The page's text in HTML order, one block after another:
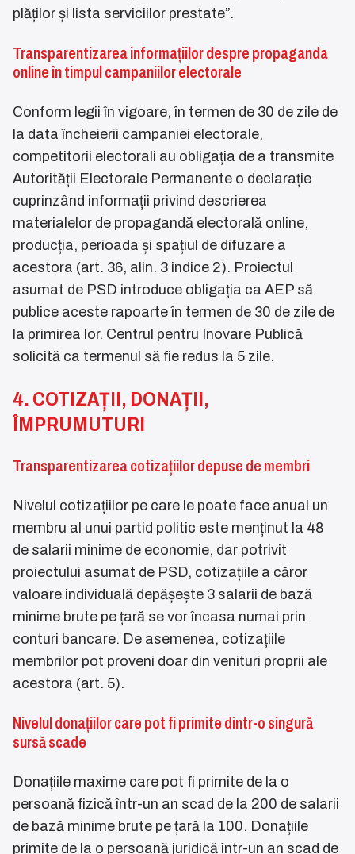
plăților și lista serviciilor prestate”.
Transparentizarea informațiilor despre propaganda
online în timpul campaniilor electorale
Conform legii în vigoare, în termen de 30 de zile de
la data încheierii campaniei electorale,
competitorii electorali au obligația de a transmite
Autorității Electorale Permanente o declarație
cuprinzând informații privind descrierea
materialelor de propagandă electorală online,
producția, perioada și spațiul de difuzare a
acestora (art. 36, alin. 3 indice 2). Proiectul
asumat de PSD introduce obligația ca AEP să
publice aceste rapoarte în termen de 30 de zile de
la primirea lor. Centrul pentru Inovare Publică
solicită ca termenul să fie redus la 5 zile.
4. COTIZAȚII, DONAȚII,
ÎMPRUMUTURI
Transparentizarea cotizațiilor depuse de membri
Nivelul cotizațiilor pe care le poate face anual un
membru al unui partid politic este menținut la 48
de salarii minime de economie, dar potrivit
proiectului asumat de PSD, cotizațiile a căror
valoare individuală depășește 3 salarii de bază
minime brute pe țară se vor încasa numai prin
conturi bancare. De asemenea, cotizațiile
membrilor pot proveni doar din venituri proprii ale
acestora (art. 5).
Nivelul donațiilor care pot fi primite dintr-o singură
sursă scade
Donațiile maxime care pot fi primite de la o
persoană fizică într-un an scad de la 200 de salarii
de bază minime brute pe țară la 100. Donațiile
primite de la o persoană juridică într-un an scad de